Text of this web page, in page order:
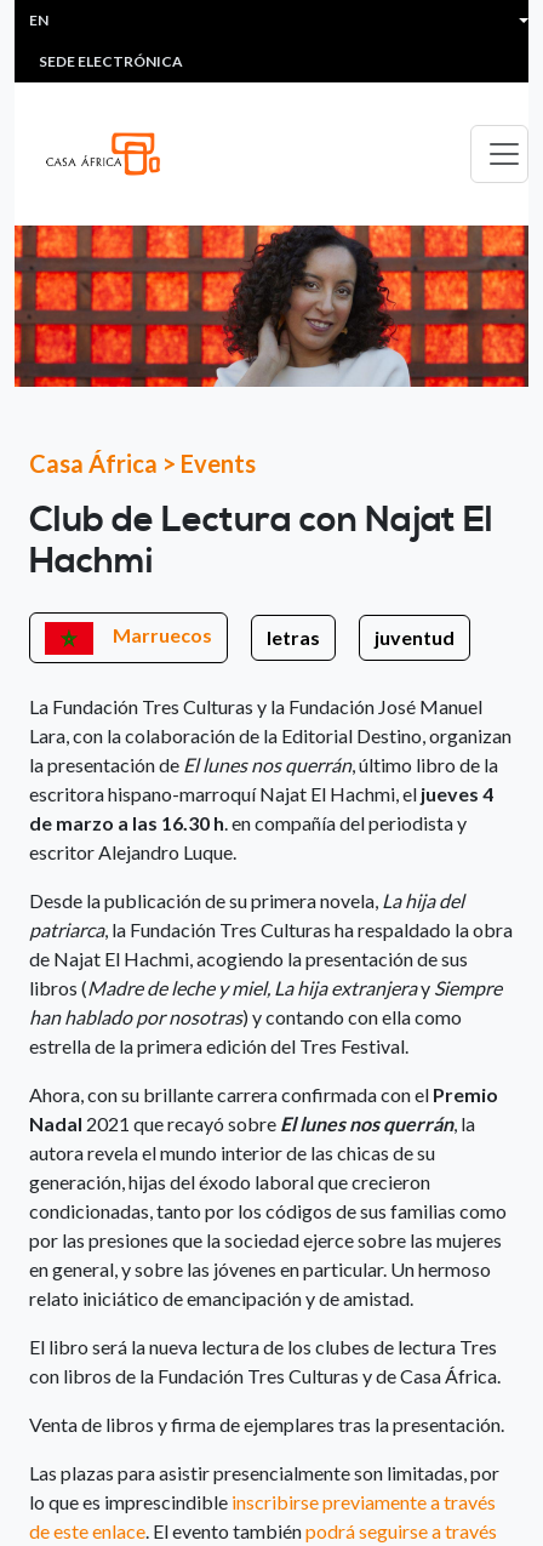
Skip to main content
HEADER MENU
MULTIMEDIA
SEDE ELECTRÓNICA
EN
Casa África > Events
Club de Lectura con Najat El
Hachmi
Marruecos letras juventud
La Fundación Tres Culturas y la Fundación José Manuel
Lara, con la colaboración de la Editorial Destino, organizan
la presentación de El lunes nos querrán, último libro de la
escritora hispano-marroquí Najat El Hachmi, el jueves 4
de marzo a las 16.30 h . en compañía del periodista y
escritor Alejandro Luque.
Desde la publicación de su primera novela, La hija del
patriarca, la Fundación Tres Culturas ha respaldado la obra
de Najat El Hachmi, acogiendo la presentación de sus
libros (Madre de leche y miel, La hija extranjeray Siempre
han hablado por nosotras) y contando con ella como
estrella de la primera edición del Tres Festival.
Ahora, con su brillante carrera confirmada con el Premio
Nadal 2021 que recayó sobre El lunes nos querrán, la
autora revela el mundo interior de las chicas de su
generación, hijas del éxodo laboral que crecieron
condicionadas, tanto por los códigos de sus familias como
por las presiones que la sociedad ejerce sobre las mujeres
en general, y sobre las jóvenes en particular. Un hermoso
relato iniciático de emancipación y de amistad.
El libro será la nueva lectura de los clubes de lectura Tres
con libros de la Fundación Tres Culturas y de Casa África.
Venta de libros y firma de ejemplares tras la presentación.
Las plazas para asistir presencialmente son limitadas, por
lo que es imprescindible inscribirse previamente a través
de este enlace . El evento tambiénpodrá seguirse a través